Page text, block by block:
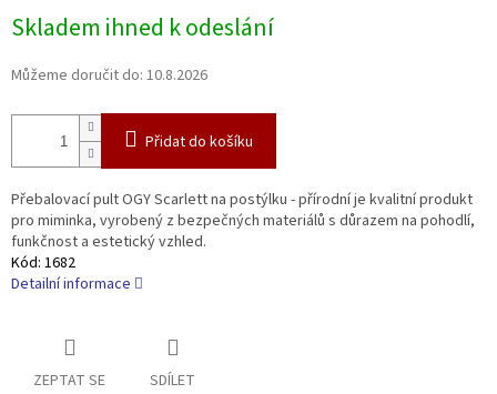
cena:
Skladem ihned k odeslání
Můžeme doručit do: 10.8.2026
Přidat do košíku
Přebalovací pult OGY Scarlett na postýlku - přírodní je kvalitní produkt
pro miminka, vyrobený z bezpečných materiálů s důrazem na pohodlí,
funkčnost a estetický vzhled.
Kód: 1682
Detailní informace
ZEPTAT SE SDÍLET